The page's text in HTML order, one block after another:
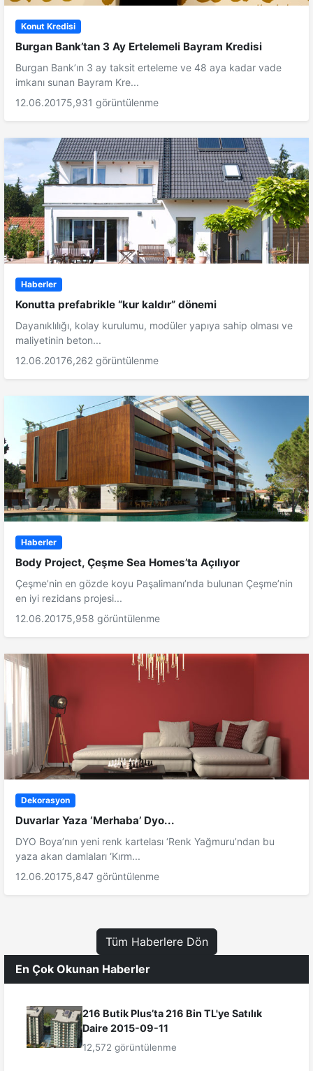
Konut Kredisi
Burgan Bank’tan 3 Ay Ertelemeli Bayram Kredisi
Burgan Bank’ın 3 ay taksit erteleme ve 48 aya kadar vade
imkanı sunan Bayram Kre...
12.06.20175,931 görüntülenme
Haberler
Konutta prefabrikle “kur kaldır” dönemi
Dayanıklılığı, kolay kurulumu, modüler yapıya sahip olması ve
maliyetinin beton...
12.06.20176,262 görüntülenme
Haberler
Body Project, Çeşme Sea Homes’ta Açılıyor
Çeşme’nin en gözde koyu Paşalimanı’nda bulunan Çeşme’nin
en iyi rezidans projesi...
12.06.20175,958 görüntülenme
Dekorasyon
Duvarlar Yaza ‘Merhaba’ Dyo...
DYO Boya’nın yeni renk kartelası ‘Renk Yağmuru’ndan bu
yaza akan damlaları ‘Kırm...
12.06.20175,847 görüntülenme
Tüm Haberlere Dön
En Çok Okunan Haberler
216 Butik Plus’ta 216 Bin TL'ye Satılık
Daire 2015-09-11
12,572 görüntülenme